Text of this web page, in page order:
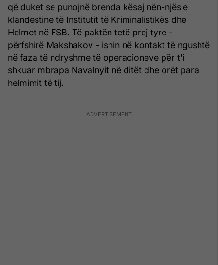
që duket se punojnë brenda kësaj nën-njësie
klandestine të Institutit të Kriminalistikës dhe
Helmet në FSB. Të paktën tetë prej tyre -
përfshirë Makshakov - ishin në kontakt të ngushtë
në faza të ndryshme të operacioneve për t'i
shkuar mbrapa Navalnyit në ditët dhe orët para
helmimit të tij.